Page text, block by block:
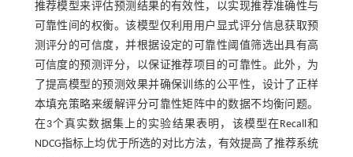
推荐模型来评估预测结果的有效性，以实现推荐准确性与
可靠性间的权衡。该模型仅利用用户显式评分信息获取预
测评分的可信度，并根据设定的可靠性阈值筛选出具有高
可信度的预测评分，以保证推荐项目的可靠性。此外，为
了提高模型的预测效果并确保训练的公平性，设计了正样
本填充策略来缓解评分可靠性矩阵中的数据不均衡问题。
在3个真实数据集上的实验结果表明，该模型在Recall和
NDCG指标上均优于所选的对比方法，有效提高了推荐系统